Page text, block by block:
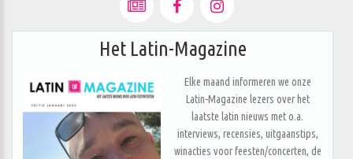
Het Latin-Magazine
Elke maand informeren we onze
Latin-Magazine lezers over het
laatste latin nieuws met o.a.
interviews, recensies, uitgaanstips,
winacties voor feesten/concerten, de